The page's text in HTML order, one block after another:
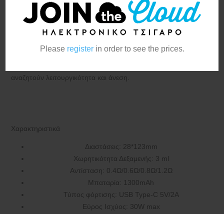
Please registerin order to see the prices.
προσαρμόζουν την ισχύ εξόδου, τις λειτουργίες και τα θέματα
διεπαφής για μια πιο εξατομικευμένη εμπειρία. Η συσκευή είναι
εξοπλισμένη με ένα ρυθμιστή ροής αέρα τοποθετημένο στο
μεγάλη χωρητικότητα της μπαταρίας του εξασφαλίζει εκτεταμένη
αναζητούν λειτουργικότητα και άνεση.
Χαρακτηριστικά
Διαστάσεις: 28*123mm
Χωρητικότητα Δεξαμενής: 3 ml
Αντίσταση: 0.4Ω/0.6Ω/0.8Ω/1.2Ω
Μπαταρία: 1300mAh
Τύπος φόρτισης: USB Type-C 5V/2A
Εύρος Ισχύος: 30W max